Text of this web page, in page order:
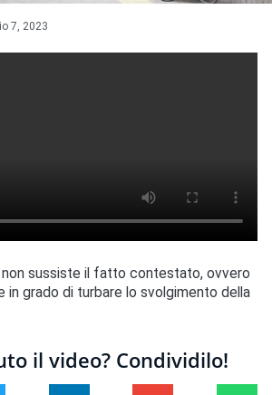
7, 2023
sussiste il fatto contestato, ovvero
in grado di turbare lo svolgimento della
il video? Condividilo!